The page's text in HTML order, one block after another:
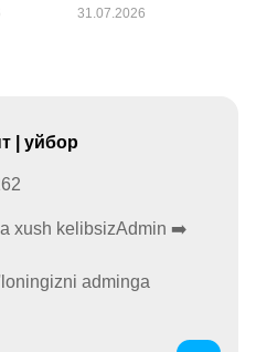
| уйбор
xush kelibsizAdmin ➡️
adminga